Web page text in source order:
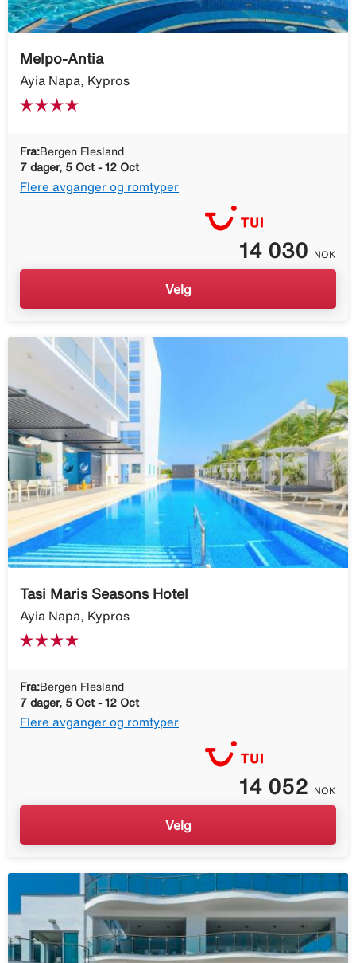
Melpo-Antia
Ayia Napa, Kypros
Fra:Bergen Flesland
7 dager, 5 Oct - 12 Oct
Flere avganger og romtyper
14 030 NOK
Velg
Tasi Maris Seasons Hotel
Ayia Napa, Kypros
Fra:Bergen Flesland
7 dager, 5 Oct - 12 Oct
Flere avganger og romtyper
14 052 NOK
Velg